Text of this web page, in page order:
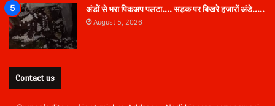
अंडों से भरा पिकअप पलटा…. सड़क पर बिखरे हजारों अंडे…..
August 5, 2026
Contact us